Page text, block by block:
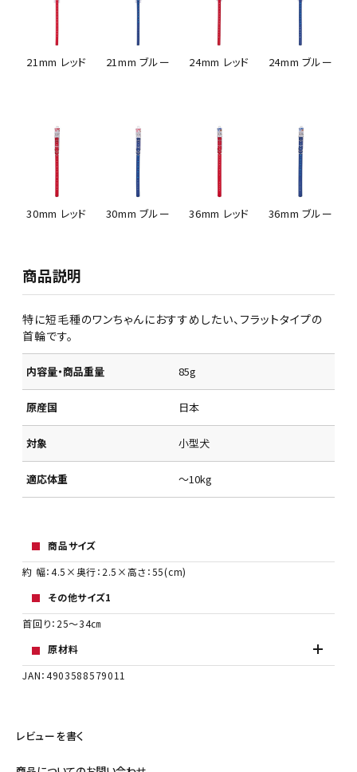
21mm レッド 21mm ブルー 24mm レッド 24mm ブルー
30mm レッド 30mm ブルー 36mm レッド 36mm ブルー
商品説明
特に短毛種のワンちゃんにおすすめしたい、フラットタイプの
首輪です。
内容量・商品重量 85g
原産国 日本
対象 小型犬
適応体重 ～10kg
商品サイズ
約 幅：4.5×奥行：2.5×高さ：55(cm)
その他サイズ1
首回り：25～34㎝
原材料
JAN：4903588579011
レビューを書く